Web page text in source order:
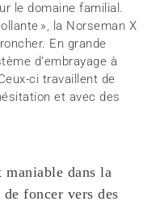
le domaine familial.
», la Norseman X
En grande
d’embrayage à
ci travaillent de
et avec des
maniable dans la
de foncer vers des